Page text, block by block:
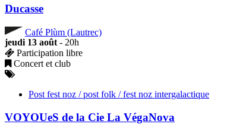
Ducasse
Café Plùm (Lautrec)
jeudi 13 août - 20h
Participation libre
Concert et club
Post fest noz / post folk / fest noz intergalactique
VOYOUeS de la Cie La VégaNova